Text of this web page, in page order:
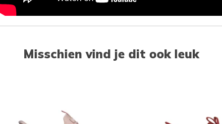
Misschien vind je dit ook leuk